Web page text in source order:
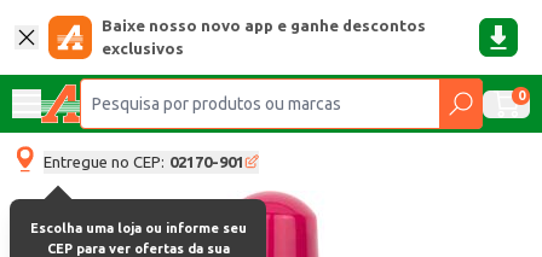
Baixe nosso novo app e ganhe descontos
exclusivos
0
Entregue no CEP: 02170-901
Escolha uma loja ou informe seu
CEP para ver ofertas da sua